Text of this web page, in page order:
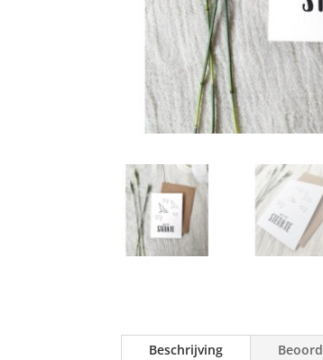
Beschrijving